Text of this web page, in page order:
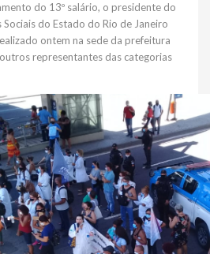
do 13º salário, o presidente do
do Estado do Rio de Janeiro
ontem na sede da prefeitura
representantes das categorias